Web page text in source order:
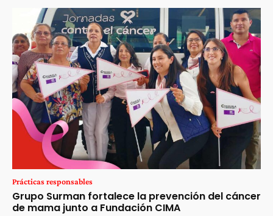
Prácticas responsables
Grupo Surman fortalece la prevención del cáncer
de mama junto a Fundación CIMA